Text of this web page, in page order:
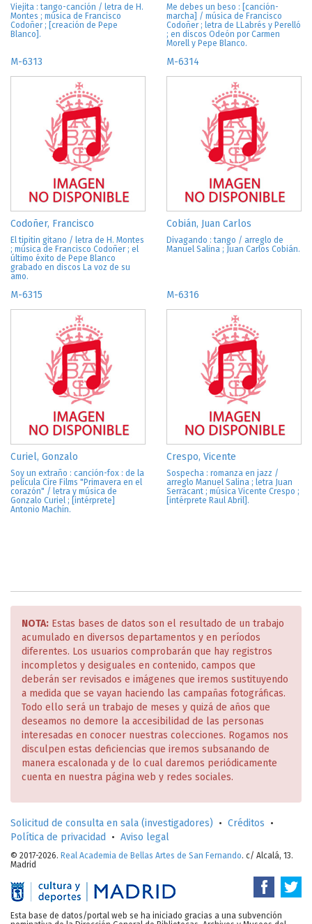
Viejita : tango-canción / letra de H.
Montes ; música de Francisco
Codoñer ; [creación de Pepe
Blanco].
Me debes un beso : [canción-
marcha] / música de Francisco
Codoñer ; letra de LLabrés y Perelló
; en discos Odeón por Carmen
Morell y Pepe Blanco.
M-6313
Codoñer, Francisco
El tipitin gitano / letra de H. Montes
; música de Francisco Codoñer ; el
último éxito de Pepe Blanco
grabado en discos La voz de su
amo.
M-6314
Cobián, Juan Carlos
Divagando : tango / arreglo de
Manuel Salina ; Juan Carlos Cobián.
M-6315
Curiel, Gonzalo
Soy un extraño : canción-fox : de la
película Cire Films "Primavera en el
corazón" / letra y música de
Gonzalo Curiel ; [intérprete]
Antonio Machín.
M-6316
Crespo, Vicente
Sospecha : romanza en jazz /
arreglo Manuel Salina ; letra Juan
Serracant ; música Vicente Crespo ;
[intérprete Raul Abril].
NOTA: Estas bases de datos son el resultado de un trabajo
acumulado en diversos departamentos y en períodos
diferentes. Los usuarios comprobarán que hay registros
incompletos y desiguales en contenido, campos que
deberán ser revisados e imágenes que iremos sustituyendo
a medida que se vayan haciendo las campañas fotográficas.
Todo ello será un trabajo de meses y quizá de años que
deseamos no demore la accesibilidad de las personas
interesadas en conocer nuestras colecciones. Rogamos nos
disculpen estas deficiencias que iremos subsanando de
manera escalonada y de lo cual daremos periódicamente
cuenta en nuestra página web y redes sociales.
Solicitud de consulta en sala (investigadores) • Créditos •
Política de privacidad
• Aviso legal
© 2017-2026. Real Academia de Bellas Artes de San Fernando. c/ Alcalá, 13.
Madrid
Esta base de datos/portal web se ha iniciado gracias a una subvención